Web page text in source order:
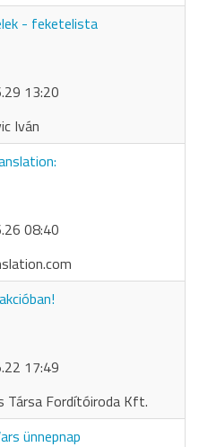
- feketelista
13:20
Iván
08:40
17:49
Társa Fordítóiroda Kft.
ünnepnap